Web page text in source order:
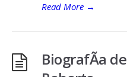
Read More →
BiografÃ­a de